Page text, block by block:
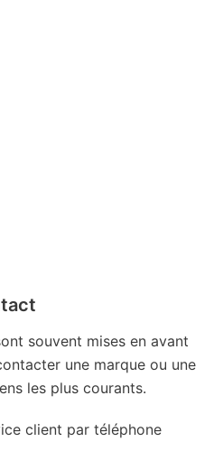
souvent mises en avant
une marque ou une
les plus courants.
client par téléphone